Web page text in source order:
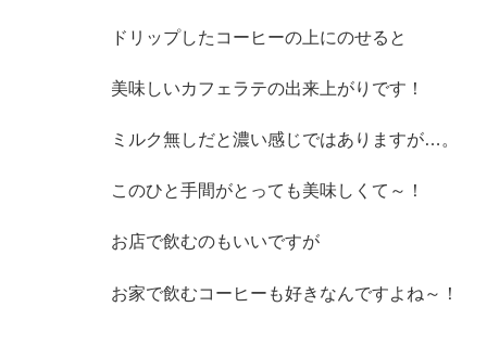
ドリップしたコーヒーの上にのせると
美味しいカフェラテの出来上がりです！
ミルク無しだと濃い感じではありますが…。
このひと手間がとっても美味しくて～！
お店で飲むのもいいですが
お家で飲むコーヒーも好きなんですよね～！